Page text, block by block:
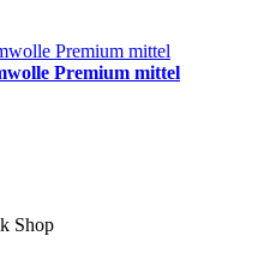
Premium mittel